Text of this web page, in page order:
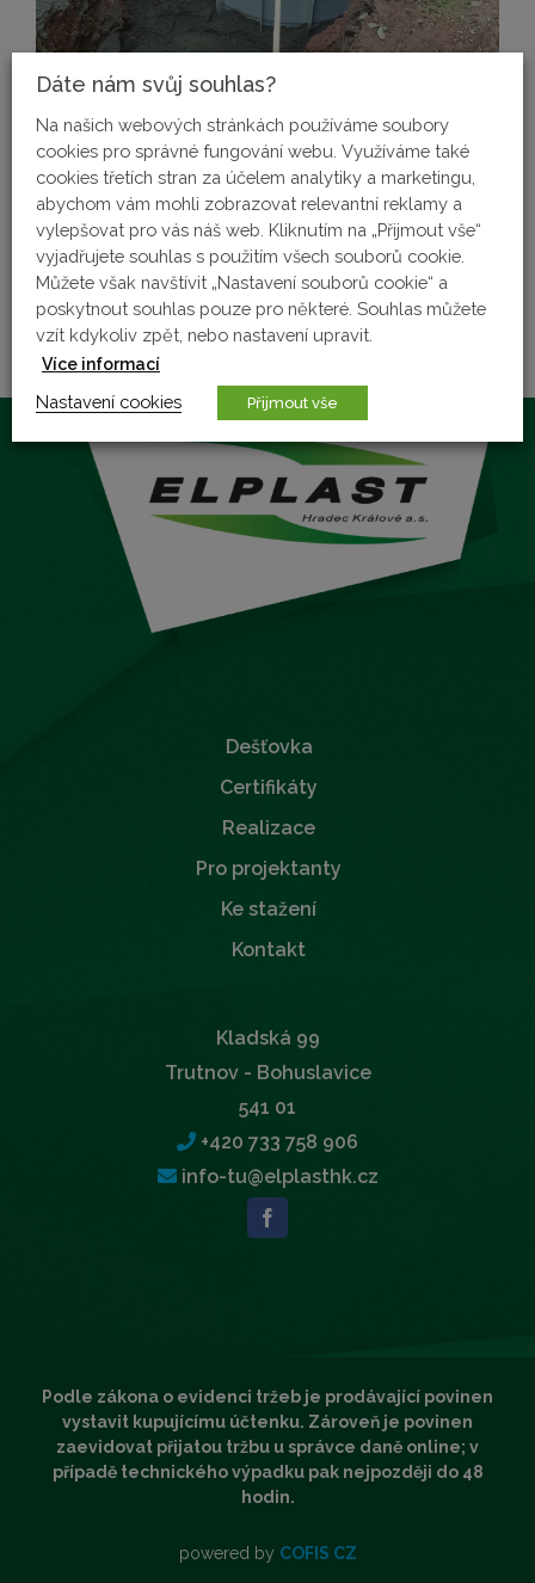
8 července, 2020
Dešťovka
Certifikáty
Realizace
Pro projektanty
Ke stažení
Kontakt
Kladská 99
Trutnov - Bohuslavice
541 01
+420 733 758 906
info-tu@elplasthk.cz
Podle zákona o evidenci tržeb je prodávající povinen
vystavit kupujícímu účtenku. Zároveň je povinen
zaevidovat přijatou tržbu u správce daně online; v
případě technického výpadku pak nejpozději do 48
hodin.
powered by COFIS CZ
Dáte nám svůj souhlas?
Na našich webových stránkách používáme soubory
cookies pro správné fungování webu. Využíváme také
cookies třetích stran za účelem analytiky a marketingu,
abychom vám mohli zobrazovat relevantní reklamy a
vylepšovat pro vás náš web. Kliknutím na „Přijmout vše“
vyjadřujete souhlas s použitím všech souborů cookie.
Můžete však navštívit „Nastavení souborů cookie“ a
poskytnout souhlas pouze pro některé. Souhlas můžete
vzít kdykoliv zpět, nebo nastavení upravit.
Více informací
Nastavení cookies Přijmout vše